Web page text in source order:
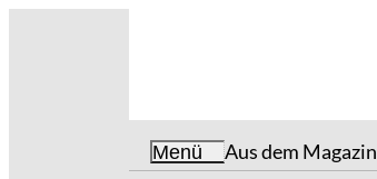
Menü Aus dem Magazin